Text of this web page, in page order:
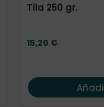
Tila 250 gr.
15,20 €